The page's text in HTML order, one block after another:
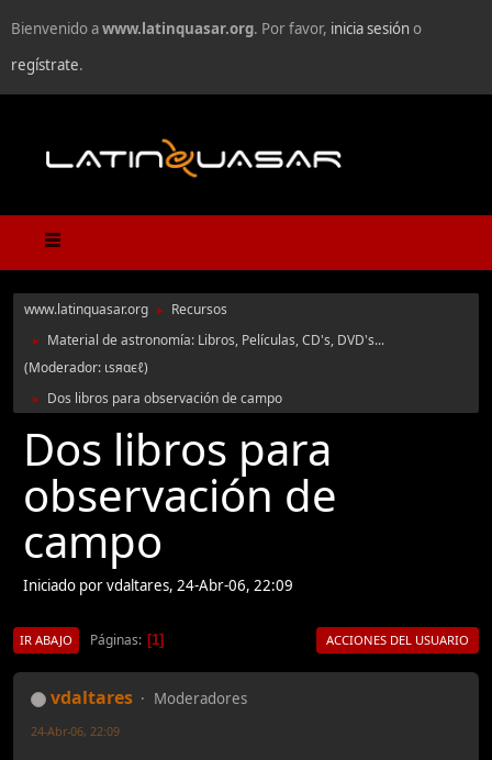
Bienvenido awww.latinquasar.org. Por favor, inicia sesióno
regístrate.
www.latinquasar.org ► Recursos
►
Material de astronomía: Libros, Películas, CD's, DVD's...
(Moderador: ιѕяαєℓ)
► Dos libros para observación de campo
Dos libros para
observación de
campo
Iniciado por vdaltares, 24-Abr-06, 22:09
IR ABAJO Páginas 1 ACCIONES DEL USUARIO
vdaltares Moderadores
24-Abr-06, 22:09